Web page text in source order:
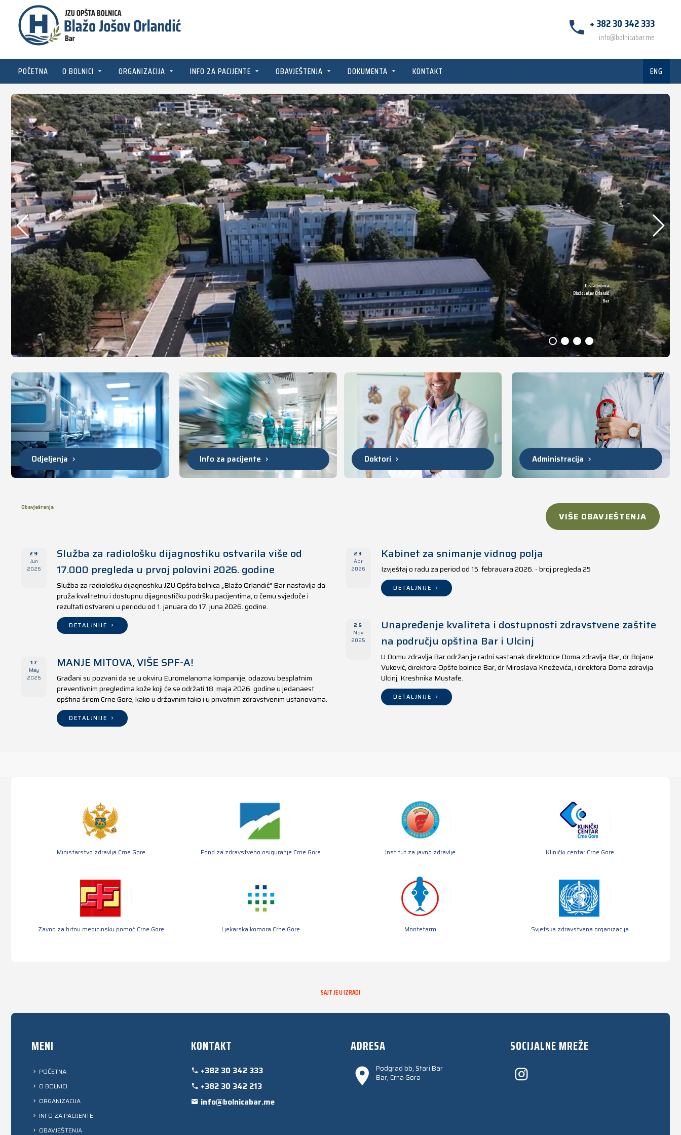
+ 382 30 342 333
info@bolnicabar.me
POČETNA O BOLNICI ORGANIZACIJA INFO ZA PACIJENTE OBAVJEŠTENJA DOKUMENTA KONTAKT ENG
Opšta bolnica
Blažo Jošov Orlandić
Bar
Odjeljenja
DETALJNIJE
Info za pacijente
DETALJNIJE
Doktori
DETALJNIJE
Administracija
DETALJNIJE
Obavještenja
VIŠE OBAVJEŠTENJA
29
Jun
2026
Služba za radiološku dijagnostiku ostvarila više od
17.000 pregleda u prvoj polovini 2026. godine
Služba za radiološku dijagnostiku JZU Opšta bolnica „Blažo Orlandić“ Bar nastavlja da
pruža kvalitetnu i dostupnu dijagnostičku podršku pacijentima, o čemu svjedoče i
rezultati ostvareni u periodu od 1. januara do 17. juna 2026. godine.
DETALJNIJE
17
May
2026
MANJE MITOVA, VIŠE SPF-A!
Građani su pozvani da se u okviru Euromelanoma kompanije, odazovu besplatnim
preventivnim pregledima kože koji će se održati 18. maja 2026. godine u jedanaest
opština širom Crne Gore, kako u državnim tako i u privatnim zdravstvenim ustanovama.
DETALJNIJE
23
Apr
2026
Kabinet za snimanje vidnog polja
Izvještaj o radu za period od 15. febrauara 2026. - broj pregleda 25
DETALJNIJE
26
Nov
2025
Unapređenje kvaliteta i dostupnosti zdravstvene zaštite
na području opština Bar i Ulcinj
U Domu zdravlja Bar održan je radni sastanak direktorice Doma zdravlja Bar, dr Bojane
Vuković, direktora Opšte bolnice Bar, dr Miroslava Kneževića, i direktora Doma zdravlja
Ulcinj, Kreshnika Mustafe.
DETALJNIJE
Ministarstvo zdravlja Crne Gore Fond za zdravstveno osiguranje Crne Gore Institut za javno zdravlje Klinički centar Crne Gore
Zavod za hitnu medicinsku pomoć Crne Gore Ljekarska komora Crne Gore Montefarm Svjetska zdravstvena organizacija
SAJT JE U IZRADI
MENI
POČETNA
O BOLNICI
ORGANIZACIJA
INFO ZA PACIJENTE
OBAVJEŠTENJA
KONTAKT
+382 30 342 333
+382 30 342 213
info@bolnicabar.me
ADRESA
Podgrad bb, Stari Bar
Bar, Crna Gora
SOCIJALNE MREŽE